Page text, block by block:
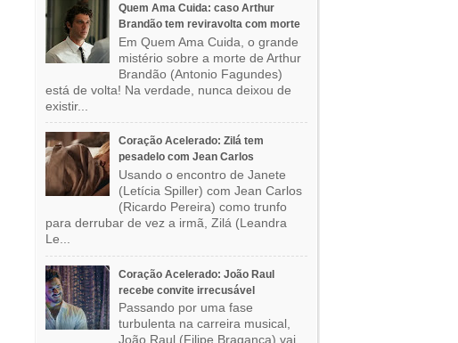
Quem Ama Cuida: caso Arthur
Brandão tem reviravolta com morte
Em Quem Ama Cuida, o grande
mistério sobre a morte de Arthur
Brandão (Antonio Fagundes)
está de volta! Na verdade, nunca deixou de
existir...
Coração Acelerado: Zilá tem
pesadelo com Jean Carlos
Usando o encontro de Janete
(Letícia Spiller) com Jean Carlos
(Ricardo Pereira) como trunfo
para derrubar de vez a irmã, Zilá (Leandra
Le...
Coração Acelerado: João Raul
recebe convite irrecusável
Passando por uma fase
turbulenta na carreira musical,
João Raul (Filipe Bragança) vai